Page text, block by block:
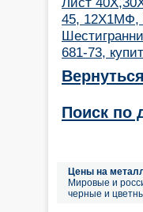
45, 12Х1МФ,
681-73,
Поиск по
Цены на
Мировые и
черные и